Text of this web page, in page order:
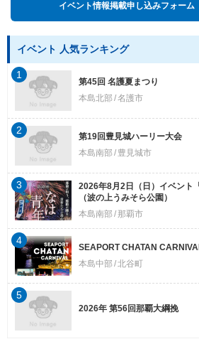
イベント情報掲載申し込みフォーム
イベント 人気ランキング
第45回 名護夏まつり
本島北部 名護市
1
第19回豊見城ハーリー大会
本島南部
豊見城市
2
2026年8月2日（日）イベント
（波の上うみそら公園）
本島南部
那覇市
3
SEAPORT CHATAN
本島中部 北谷町
4
2026年 第56回那覇大綱挽
5